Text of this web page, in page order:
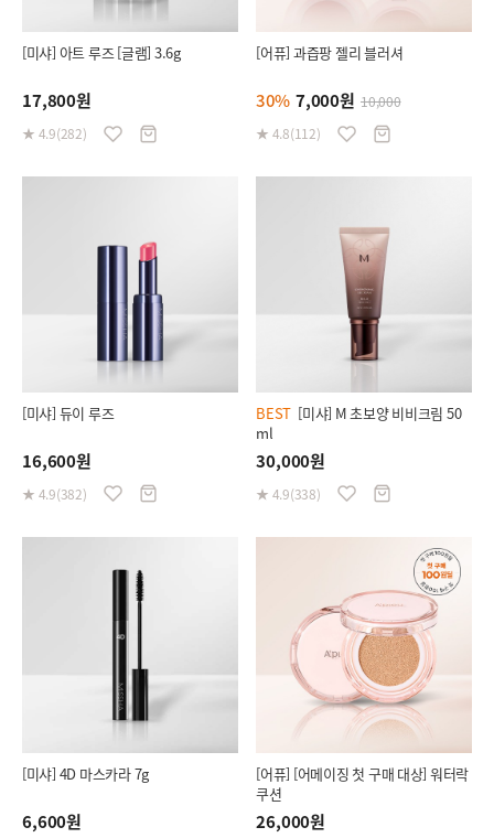
[미샤] 아트 루즈 [글램] 3.6g
17,800원
★ 4.9(282)
[어퓨] 과즙팡 젤리 블러셔
30% 7,000원 10,000
★ 4.8(112)
[미샤] 듀이 루즈
16,600원
★ 4.9(382)
BEST [미샤] M 초보양 비비크림 50
ml
30,000원
★ 4.9(338)
[미샤] 4D 마스카라 7g
6,600원
[어퓨] [어메이징 첫 구매 대상] 워터락
쿠션
26,000원